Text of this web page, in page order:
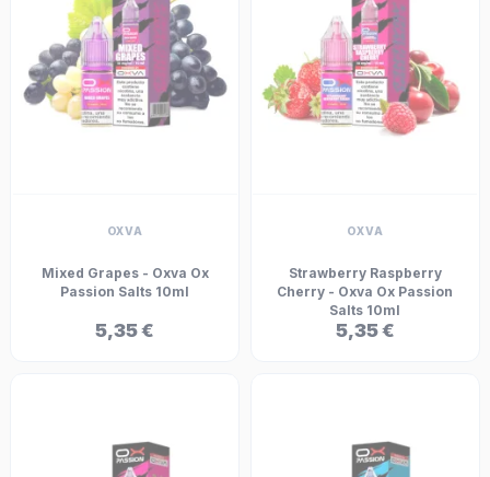
OXVA
Mixed Grapes - Oxva Ox
Passion Salts 10ml
5,35 €
OXVA
Strawberry Raspberry
Cherry - Oxva Ox Passion
Salts 10ml
5,35 €